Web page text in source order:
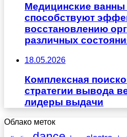
Медицинские
способствуют
восстановлению
различных
18.05.2026
Комплексная
стратегии вывода
лидеры выдачи
Облако меток